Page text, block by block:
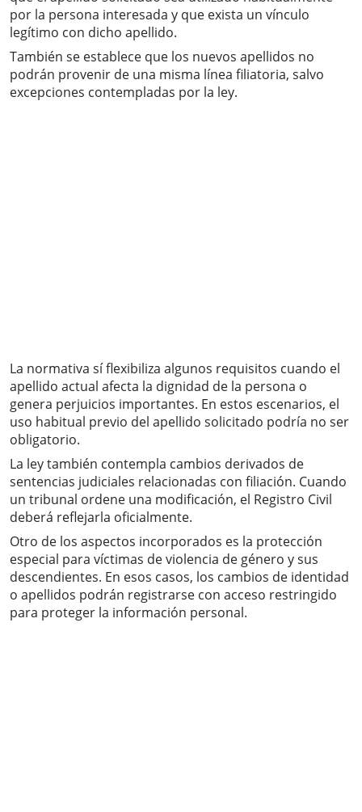
por la persona interesada y que exista un vínculo
legítimo con dicho apellido.
También se establece que los nuevos apellidos no
podrán provenir de una misma línea filiatoria, salvo
excepciones contempladas por la ley.
La normativa sí flexibiliza algunos requisitos cuando el
apellido actual afecta la dignidad de la persona o
genera perjuicios importantes. En estos escenarios, el
uso habitual previo del apellido solicitado podría no ser
obligatorio.
La ley también contempla cambios derivados de
sentencias judiciales relacionadas con filiación. Cuando
un tribunal ordene una modificación, el Registro Civil
deberá reflejarla oficialmente.
Otro de los aspectos incorporados es la protección
especial para víctimas de violencia de género y sus
descendientes. En esos casos, los cambios de identidad
o apellidos podrán registrarse con acceso restringido
para proteger la información personal.